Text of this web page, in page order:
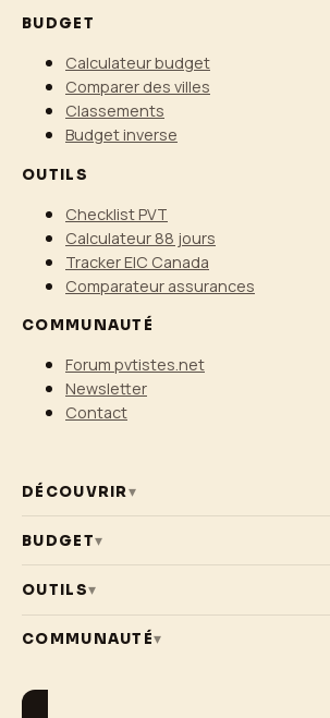
BUDGET
Calculateur budget
Comparer des villes
Classements
Budget inverse
OUTILS
Checklist PVT
Calculateur 88 jours
Tracker EIC Canada
Comparateur assurances
COMMUNAUTÉ
Forum pvtistes.net
Newsletter
Contact
DÉCOUVRIR▾
BUDGET▾
OUTILS▾
COMMUNAUTÉ▾